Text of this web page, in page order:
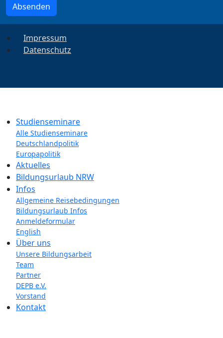
Absenden
Impressum
Datenschutz
Studienseminare
Alle Studienseminare
Deutschlandpolitik
Europapolitik
Aktuelles
Bildungsurlaub NRW
Infos
Allgemeine Reisebedingungen
Bildungsurlaub Infos
Anmeldeformular
English
Über uns
Unsere Bildungsarbeit
Team
Partner
DEPB e.V.
Vorstand
Kontakt